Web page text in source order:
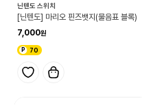
닌텐도 스위치
[닌텐도] 마리오 핀즈뱃지(물음표 블록)
7,000
70